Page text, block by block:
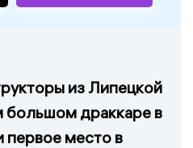
из Липецкой
большом драккаре в
первое место в